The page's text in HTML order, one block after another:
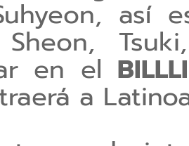
así
Sheon,
en el
a